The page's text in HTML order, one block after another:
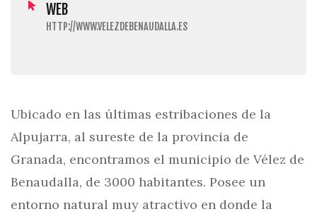
WEB
HTTP://WWW.VELEZDEBENAUDALLA.ES
Ubicado en las últimas estribaciones de la
Alpujarra, al sureste de la provincia de
Granada, encontramos el municipio de Vélez de
Benaudalla, de 3000 habitantes. Posee un
entorno natural muy atractivo en donde la